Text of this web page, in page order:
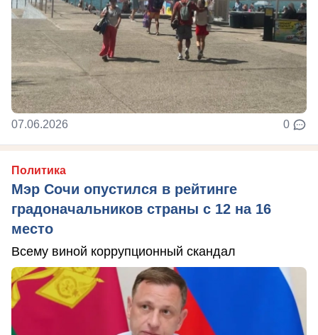
07.06.2026 0
Политика
Мэр Сочи опустился в рейтинге
градоначальников страны с 12 на 16
место
Всему виной коррупционный скандал